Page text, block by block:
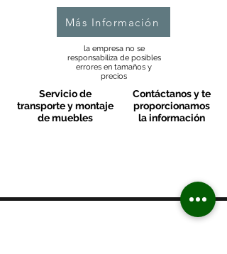
Más Información
la empresa no se
responsabiliza de posibles
errores en tamaños y
precios
Servicio de
transporte y montaje
de muebles
Contáctanos y te
proporcionamos
la información
MOBLES VALLS